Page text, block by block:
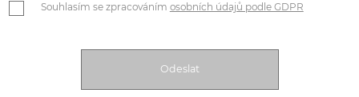
Souhlasím se zpracováním osobních údajů podle GDPR